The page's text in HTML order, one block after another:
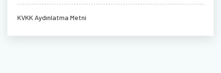
KVKK Aydınlatma Metni